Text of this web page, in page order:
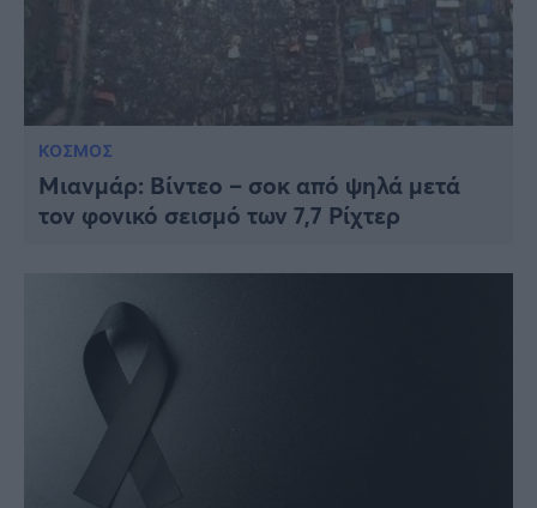
ΚΟΣΜΟΣ
Μιανμάρ: Βίντεο – σοκ από ψηλά μετά
τον φονικό σεισμό των 7,7 Ρίχτερ